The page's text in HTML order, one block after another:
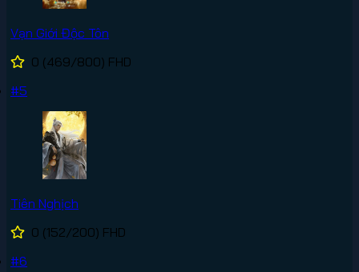
Vạn Giới Độc Tôn
0 (469/800) FHD
#5
Tiên Nghịch
0 (152/200) FHD
#6